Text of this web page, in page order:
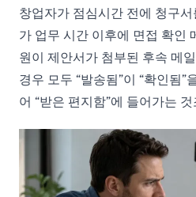
창업자가 점심시간 전에 청구
가 업무 시간 이후에 면접 확인
원이 제안서가 첨부된 후속 메
경우 모두 “발송됨”이 “확인됨”
어 “받은 편지함”에 들어가는